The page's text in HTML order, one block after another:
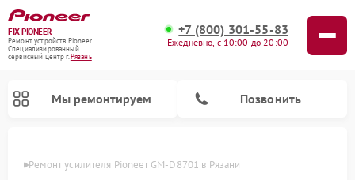
FIX-PIONEER
Ремонт устройств Pioneer
Специализированный
cервисный центр г.Рязань
+7 (800) 301-55-83
Ежедневно, с 10:00 до 20:00
Мы ремонтируем Позвонить
Ремонт усилителя Pioneer GM-D8701 в Рязани